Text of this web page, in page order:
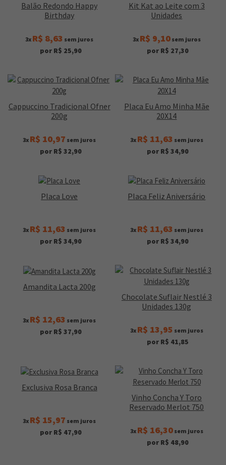
Balão Redondo Happy
Birthday
3x R$ 8,63 sem juros
por R$ 25,90
Kit Kat ao Leite com 3
Unidades
3x R$ 9,10sem juros
por R$ 27,30
Cappuccino Tradicional Ofner
200g
3x R$ 10,97 sem juros
por R$ 32,90
Placa Eu Amo Minha Mãe
20X14
3x R$ 11,63 sem juros
por R$ 34,90
Placa Love
3x R$ 11,63 sem juros
por R$ 34,90
Placa Feliz Aniversário
3x R$ 11,63 sem juros
por R$ 34,90
Amandita Lacta 200g
3x R$ 12,63 sem juros
por R$ 37,90
Chocolate Suflair Nestlé 3
Unidades 130g
3x R$ 13,95 sem juros
por R$ 41,85
Exclusiva Rosa Branca
3x R$ 15,97 sem juros
por R$ 47,90
Vinho Concha Y Toro
Reservado Merlot 750
3x R$ 16,30sem juros
por R$ 48,90